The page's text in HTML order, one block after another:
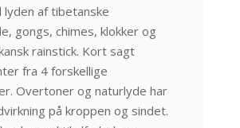
af tibetanske
gongs, chimes, klokker og
rainstick. Kort sagt
fra 4 forskellige
Overtoner og naturlyde har
på kroppen og sindet.